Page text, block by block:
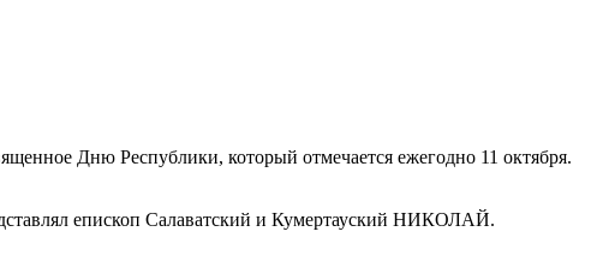
Дню Республики, который отмечается ежегодно 11 октября.
епископ Салаватский и Кумертауский НИКОЛАЙ.